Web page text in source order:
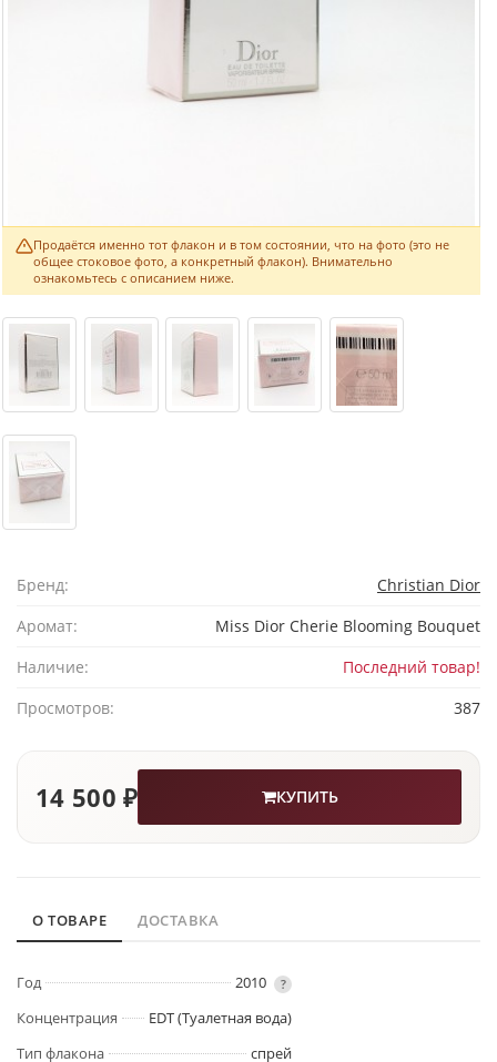
Продаётся именно тот флакон и в том состоянии, что на фото (это не
общее стоковое фото, а конкретный флакон). Внимательно
ознакомьтесь с описанием ниже.
Бренд:
Christian Dior
Аромат:
Miss Dior Cherie Blooming Bouquet
Наличие:
Последний товар!
Просмотров:
387
14 500 ₽ КУПИТЬ
О ТОВАРЕ ДОСТАВКА
Год 2010 ?
Концентрация
EDT (Туалетная вода)
Тип флакона
спрей